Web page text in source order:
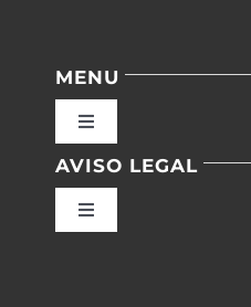
MENU
Toggle
Inicio
AVISO LEGAL
Toggle